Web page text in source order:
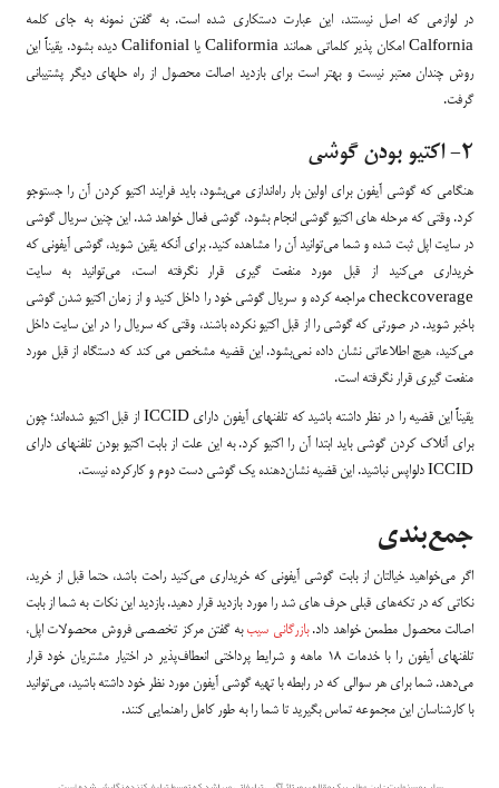
در لوازمی که اصل نیستند، این عبارت دستکاری شده است. به ‌گفتن نمونه به جای کلمه
Calfornia امکان پذیر کلماتی همانند Califormia یا Califonial دیده بشود. یقیناً این
روش چندان معتبر نیست و بهتر است برای بازدید اصالت محصول از راه حلهای دیگر پشتیبانی
گرفت.
2- اکتیو بودن گوشی
هنگامی که گوشی آیفون برای اولین بار راه‌اندازی می‌بشود، باید فرایند اکتیو کردن آن را جستوجو
کرد. وقتی که مرحله های اکتیو گوشی انجام بشود، گوشی فعال خواهد شد. این چنین سریال گوشی
در سایت اپل ثبت شده و شما می‌‌توانید آن را مشاهده کنید. برای آنکه یقین شوید، گوشی آیفونی که
خریداری می‌کنید از قبل مورد منفعت گیری قرار نگرفته‌ است، می‌توانید به سایت
checkcoverage مراجعه کرده و سریال گوشی خود را داخل کنید و از زمان اکتیو شدن گوشی
باخبر شوید. در صورتی که گوشی را از قبل اکتیو نکرده باشند، وقتی که سریال را در این سایت داخل
می‌کنید، هیچ اطلاعاتی نشان داده نمی‌بشود. این قضیه مشخص می کند که دستگاه از قبل مورد
منفعت گیری قرار نگرفته است.
یقیناً این قضیه را در نظر داشته باشید که تلفنهای آیفون دارای ICCID از قبل اکتیو شده‌اند؛ چون
برای آنلاک کردن گوشی باید ابتدا آن را اکتیو کرد. به این علت از بابت اکتیو بودن تلفنهای دارای
ICCID دلواپس نباشید. این قضیه نشان‌دهنده یک گوشی دست دوم و کارکرده نیست.
جمع‌بندی
اگر می‌خواهید خیالتان از بابت گوشی آیفونی که خریداری می‌کنید راحت باشد، حتما قبل از خرید،
نکاتی که در تکه‌های قبلی حرف های شد را مورد بازدید قرار دهید. بازدید این نکات به شما از بابت
اصالت محصول مطمعن خواهد داد.بازرگانی سیب به‌ گفتن مرکز تخصصی فروش محصولات اپل،
تلفنهای آیفون را با خدمات 18 ماهه و شرایط پرداختی انعطاف‌پذیر در اختیار مشتریان خود قرار
می‌دهد. شما برای هر سوالی که در رابطه با تهیه گوشی آیفون مورد نظر خود داشته باشید، می‌توانید
با کارشناسان این مجموعه تماس بگیرید تا شما را به‌ طور کامل راهنمایی کنند.